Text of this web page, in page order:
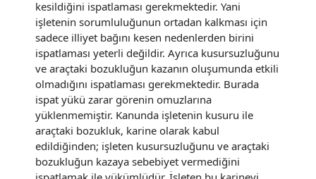
kesildiğini ispatlaması gerekmektedir. Yani
işletenin sorumluluğunun ortadan kalkması için
sadece illiyet bağını kesen nedenlerden birini
ispatlaması yeterli değildir. Ayrıca kusursuzluğunu
ve araçtaki bozukluğun kazanın oluşumunda etkili
olmadığını ispatlaması gerekmektedir. Burada
ispat yükü zarar görenin omuzlarına
yüklenmemiştir. Kanunda işletenin kusuru ile
araçtaki bozukluk, karine olarak kabul
edildiğinden; işleten kusursuzluğunu ve araçtaki
bozukluğun kazaya sebebiyet vermediğini